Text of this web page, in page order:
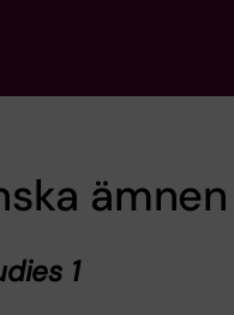
ämnen
1